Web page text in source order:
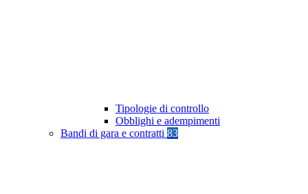
Tipologie di controllo
Obblighi e adempimenti
Bandi di gara e contratti 83